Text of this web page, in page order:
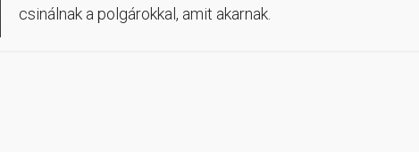
csinálnak a polgárokkal, amit akarnak.